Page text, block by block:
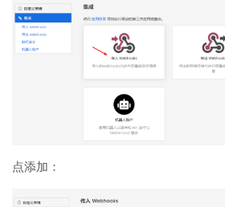
点添加：